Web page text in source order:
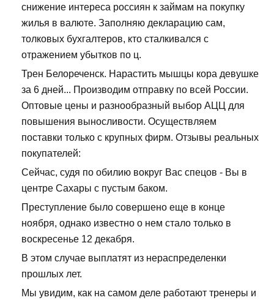
снижение интереса россиян к займам на покупку
жилья в валюте. Заполняю декларацию сам,
толковых бухгалтеров, кто сталкивался с
отражением убытков по ц.
Трен Белореченск. Нарастить мышцы кора девушке
за 6 дней... Производим отправку по всей России.
Оптовые цены и разнообразный выбор АЦЦ для
повышения выносливости. Осуществляем
поставки только с крупных фирм. Отзывы реальных
покупателей:
Сейчас, судя по обилию вокруг Вас спецов - Вы в
центре Сахары с пустым баком.
Преступление было совершено еще в конце
ноября, однако известно о нем стало только в
воскресенье 12 декабря.
В этом случае выплатят из нераспределенки
прошлых лет.
Мы увидим, как на самом деле работают тренеры и